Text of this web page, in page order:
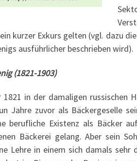
kurzer Exkurs gelten (vgl. dazu
ausführlicher beschrieben wird).
(1821-1903)
1821 in der damaligen russischen
Jahre zuvor als Bäckergeselle
berufliche Existenz als Bäcker
Bäckerei gelang. Aber sein
Lehre in einem sich damals